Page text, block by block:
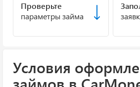
Проверьте
параметры займа
Условия